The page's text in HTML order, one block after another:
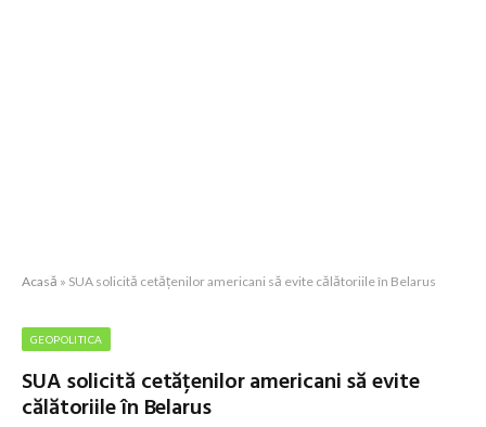
Acasă » SUA solicită cetățenilor americani să evite călătoriile în Belarus
GEOPOLITICA
SUA solicită cetățenilor americani să evite
călătoriile în Belarus